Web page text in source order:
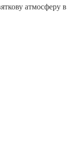
атмосферу в